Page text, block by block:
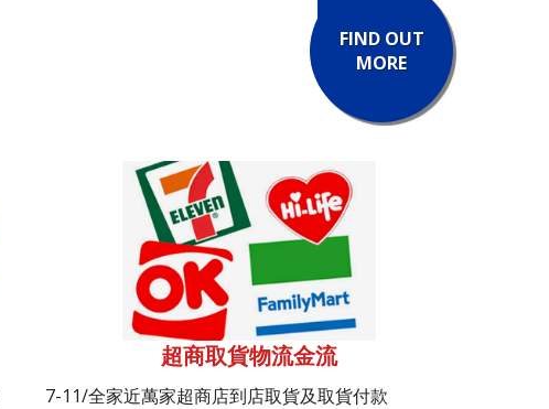
FIND OUT
MORE
超商取貨物流金流
7-11/全家近萬家超商店到店取貨及取貨付款